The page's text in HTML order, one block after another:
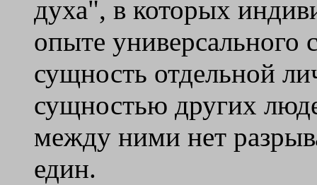
духа", в которых
опыте универсального
сущность отдельной
сущностью других
между ними нет
един.